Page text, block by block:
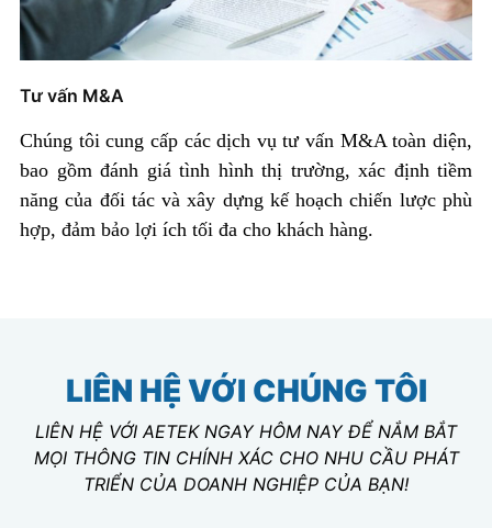
Tư vấn M&A
Chúng tôi cung cấp các dịch vụ tư vấn M&A toàn diện,
bao gồm đánh giá tình hình thị trường, xác định tiềm
năng của đối tác và xây dựng kế hoạch chiến lược phù
hợp, đảm bảo lợi ích tối đa cho khách hàng.
LIÊN HỆ VỚI CHÚNG TÔI
LIÊN HỆ VỚI AETEK NGAY HÔM NAY ĐỂ NẮM BẮT
MỌI THÔNG TIN CHÍNH XÁC CHO NHU CẦU PHÁT
TRIỂN CỦA DOANH NGHIỆP CỦA BẠN!